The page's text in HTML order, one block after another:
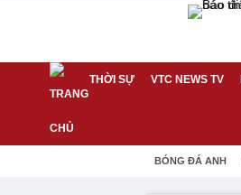
THỜI SỰ VTC NEWS TV
BÓNG ĐÁ ANH